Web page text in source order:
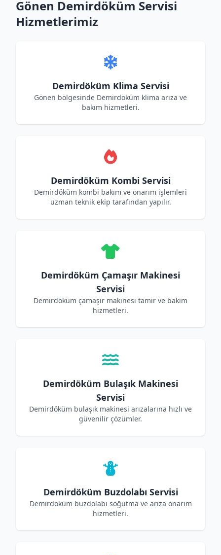
Gönen Demirdöküm Servisi
Hizmetlerimiz
Demirdöküm Klima Servisi
Gönen bölgesinde Demirdöküm klima arıza ve
bakım hizmetleri.
Demirdöküm Kombi Servisi
Demirdöküm kombi bakım ve onarım işlemleri
uzman teknik ekip tarafından yapılır.
Demirdöküm Çamaşır Makinesi
Servisi
Demirdöküm çamaşır makinesi tamir ve bakım
hizmetleri.
Demirdöküm Bulaşık Makinesi
Servisi
Demirdöküm bulaşık makinesi arızalarına hızlı ve
güvenilir çözümler.
Demirdöküm Buzdolabı Servisi
Demirdöküm buzdolabı soğutma ve arıza onarım
hizmetleri.